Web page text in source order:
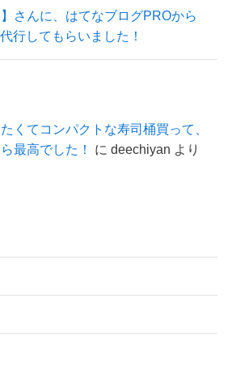
さんに、はてなブログPROから
行してもらいました！
くてコンパクトな寿司桶買って、
最高でした！
に deechiyan より